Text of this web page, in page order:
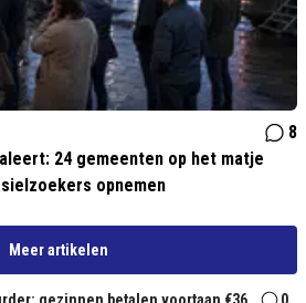
8
24 gemeenten op het matje
opnemen
Meer artikelen